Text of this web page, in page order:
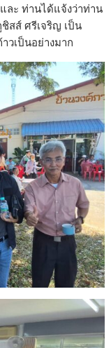
ละ ท่านได้แจ้งว่าท่าน
สส์ ศรีเจริญ เป็น
วเป็นอย่างมาก